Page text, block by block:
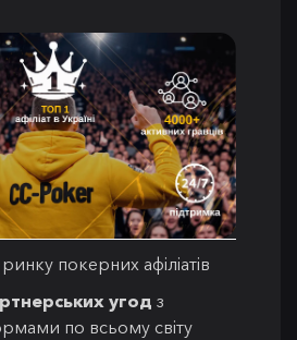
покерних афіліатів
угод з
по всьому світу